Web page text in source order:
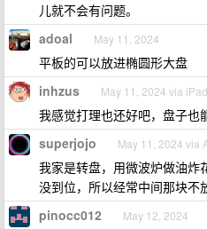
儿就不会有问题。
adoal May 11, 2024
平板的可以放进椭圆形大盘
inhzus May 11, 2024 via iPad
我感觉打理也还好吧，盘子也
superjojo May 11, 2024 via
我家是转盘，用微波炉做油炸
没到位，所以经常中间那块不
pinocc012 May 12, 2024